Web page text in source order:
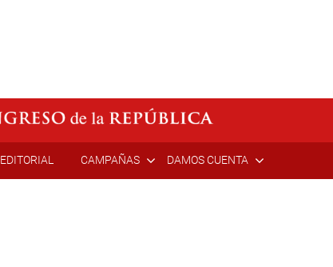
EDITORIAL CAMPAÑAS DAMOS CUENTA